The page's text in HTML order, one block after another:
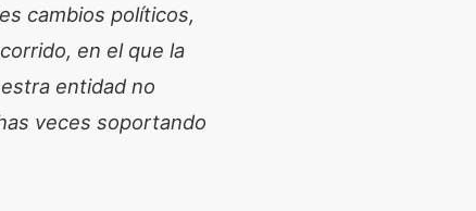
cambios políticos,
en el que la
entidad no
veces soportando